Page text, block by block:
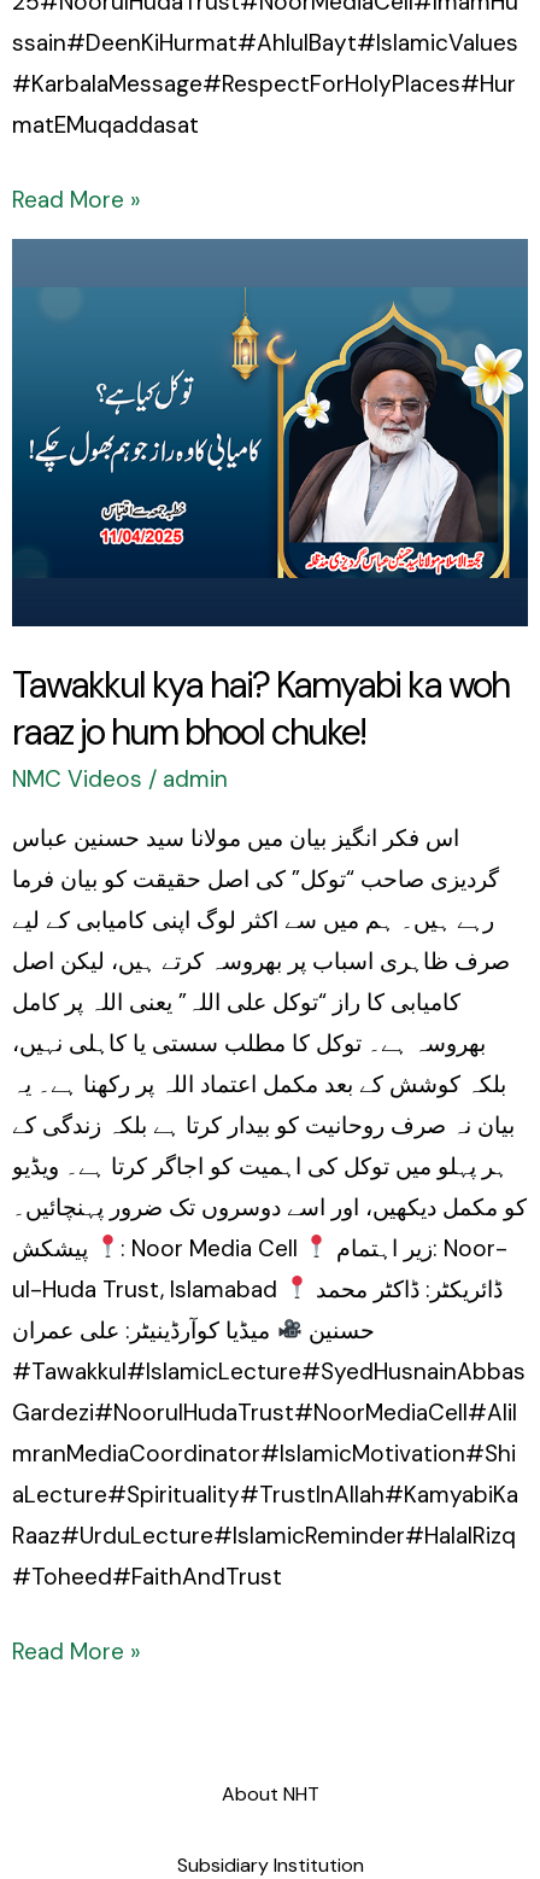
ssain#DeenKiHurmat#AhlulBayt#IslamicValues
#KarbalaMessage#RespectForHolyPlaces#Hur
matEMuqaddasat
Read More »
Tawakkul kya hai? Kamyabi ka woh
raaz jo hum bhool chuke!
NMC Videos / admin
اس فکر انگیز بیان میں مولانا سید حسنین عباس
گردیزی صاحب “توکل” کی اصل حقیقت کو بیان فرما
رہے ہیں۔ ہم میں سے اکثر لوگ اپنی کامیابی کے لیے
صرف ظاہری اسباب پر بھروسہ کرتے ہیں، لیکن اصل
کامیابی کا راز “توکل علی اللہ” یعنی اللہ پر کامل
بھروسہ ہے۔ توکل کا مطلب سستی یا کاہلی نہیں،
بلکہ کوشش کے بعد مکمل اعتماد اللہ پر رکھنا ہے۔ یہ
بیان نہ صرف روحانیت کو بیدار کرتا ہے بلکہ زندگی کے
ہر پہلو میں توکل کی اہمیت کو اجاگر کرتا ہے۔ ویڈیو
کو مکمل دیکھیں، اور اسے دوسروں تک ضرور پہنچائیں۔
پیشکش: Noor Media Cell
ul-Huda Trust, Islamabad
حسنین
میڈیا کوآرڈینیٹر: علی عمران
#Tawakkul#IslamicLecture#SyedHusnainAbbas
Gardezi#NoorulHudaTrust#NoorMediaCell#AliI
mranMediaCoordinator#IslamicMotivation#Shi
aLecture#Spirituality#TrustInAllah#KamyabiKa
Raaz#UrduLecture#IslamicReminder#HalalRizq
#Toheed#FaithAndTrust
Kamyabi
woh
bhool
chuke!
Read More »
About NHT
Subsidiary Institution